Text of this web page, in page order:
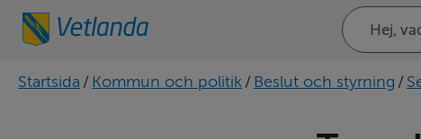
Sök
på
webbplatsen
Startsida / Kommun och politik / Beslut och styrning /